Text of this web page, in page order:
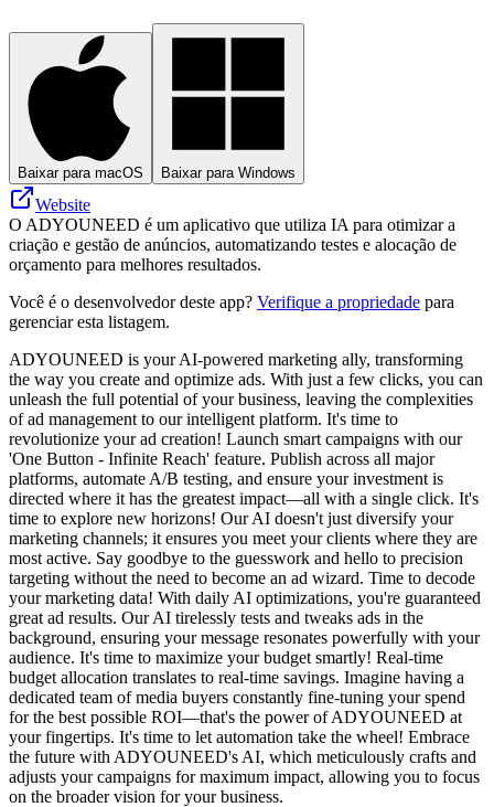
Baixar para macOS Baixar para Windows
Website
O ADYOUNEED é um aplicativo que utiliza IA para otimizar a
criação e gestão de anúncios, automatizando testes e alocação de
orçamento para melhores resultados.
Você é o desenvolvedor deste app? Verifique a propriedade para
gerenciar esta listagem.
ADYOUNEED is your AI-powered marketing ally, transforming
the way you create and optimize ads. With just a few clicks, you can
unleash the full potential of your business, leaving the complexities
of ad management to our intelligent platform. It's time to
revolutionize your ad creation! Launch smart campaigns with our
'One Button - Infinite Reach' feature. Publish across all major
platforms, automate A/B testing, and ensure your investment is
directed where it has the greatest impact—all with a single click. It's
time to explore new horizons! Our AI doesn't just diversify your
marketing channels; it ensures you meet your clients where they are
most active. Say goodbye to the guesswork and hello to precision
targeting without the need to become an ad wizard. Time to decode
your marketing data! With daily AI optimizations, you're guaranteed
great ad results. Our AI tirelessly tests and tweaks ads in the
background, ensuring your message resonates powerfully with your
audience. It's time to maximize your budget smartly! Real-time
budget allocation translates to real-time savings. Imagine having a
dedicated team of media buyers constantly fine-tuning your spend
for the best possible ROI—that's the power of ADYOUNEED at
your fingertips. It's time to let automation take the wheel! Embrace
the future with ADYOUNEED's AI, which meticulously crafts and
adjusts your campaigns for maximum impact, allowing you to focus
on the broader vision for your business.